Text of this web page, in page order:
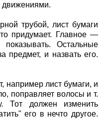
движениями.
трубой, лист бумаги
придумает. Главное —
показывать. Остальные
предмет, и назвать его.
например лист бумаги, и
поправляет волосы и т.
Тот должен изменить
его в нечто другое.